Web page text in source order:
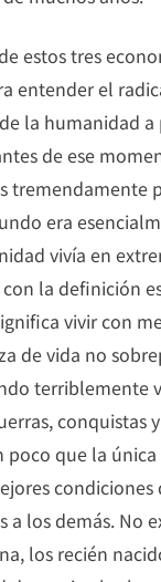
estos tres
entender el
la humanidad a
de ese
tremendamente
era
vivía en
la definición
vivir con
de vida no
terriblemente
conquistas
poco que la
condiciones
a los demás. No
los recién